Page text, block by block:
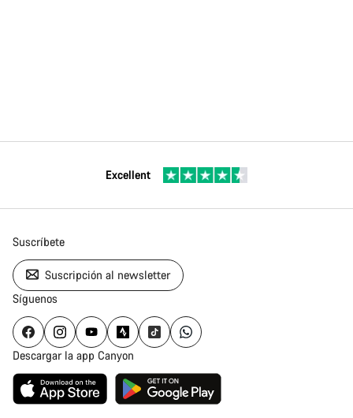
Excellent
Suscríbete
Suscripción al newsletter
Síguenos
Descargar la app Canyon